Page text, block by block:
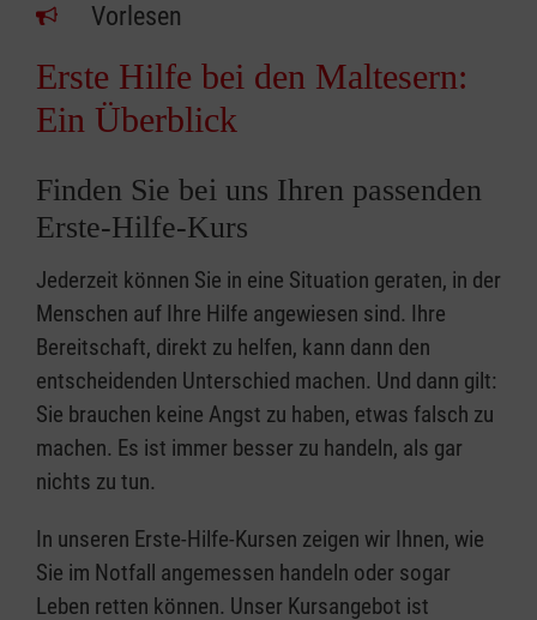
Vorlesen
Erste Hilfe bei den Maltesern:
Ein Überblick
Finden Sie bei uns Ihren passenden
Erste-Hilfe-Kurs
Jederzeit können Sie in eine Situation geraten, in der
Menschen auf Ihre Hilfe angewiesen sind. Ihre
Bereitschaft, direkt zu helfen, kann dann den
entscheidenden Unterschied machen. Und dann gilt:
Sie brauchen keine Angst zu haben, etwas falsch zu
machen. Es ist immer besser zu handeln, als gar
nichts zu tun.
In unseren Erste-Hilfe-Kursen zeigen wir Ihnen, wie
Sie im Notfall angemessen handeln oder sogar
Leben retten können. Unser Kursangebot ist